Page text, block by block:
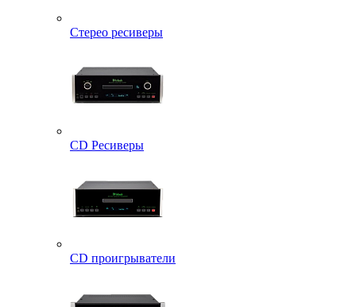
Стерео ресиверы
CD Ресиверы
CD проигрыватели